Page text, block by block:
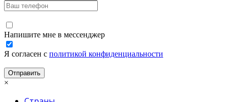
Напишите мне в мессенджер
Я согласен с политикой конфиденциальности
×